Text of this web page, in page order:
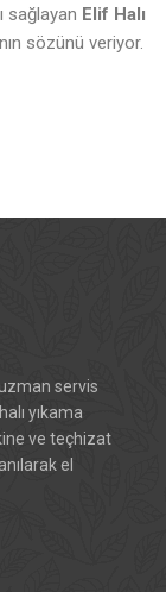
sağlayan Elif Halı
sözünü veriyor.
servis
yıkama
ve teçhizat
el